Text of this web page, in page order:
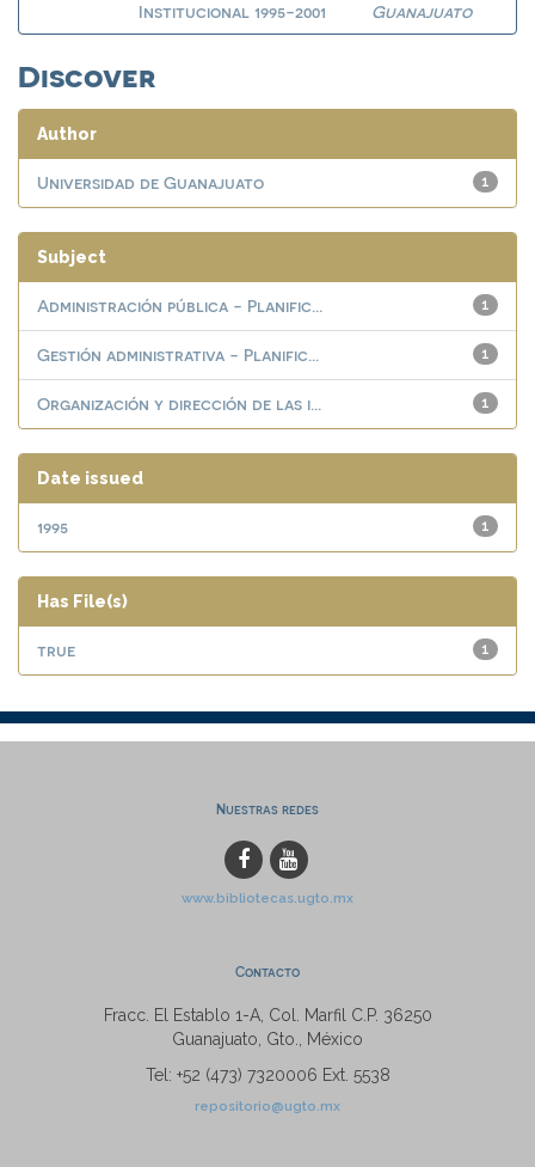
Institucional 1995-2001
Guanajuato
Discover
Author
1
Universidad de Guanajuato
Subject
1
Administración pública - Planific...
1
Gestión administrativa - Planific...
1
Organización y dirección de las i...
Date issued
1
1995
Has File(s)
1
true
Nuestras redes
www.bibliotecas.ugto.mx
Contacto
Fracc. El Establo 1-A, Col. Marfil C.P. 36250
Guanajuato, Gto., México
Tel: +52 (473) 7320006 Ext. 5538
repositorio@ugto.mx